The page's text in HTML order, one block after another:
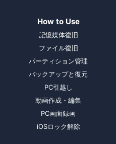
How to Use
記憶媒体復旧
ファイル復旧
パーティション管理
バックアップと復元
PC引越し
動画作成・編集
PC画面録画
iOSロック解除